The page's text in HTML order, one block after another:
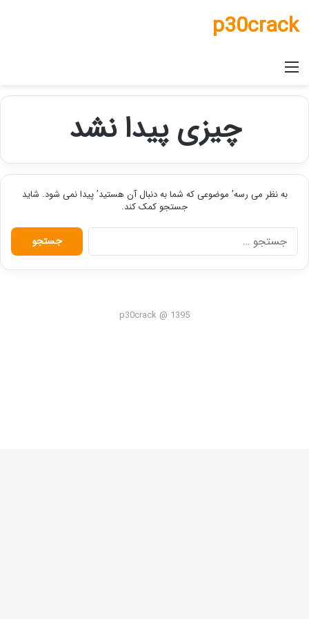
p30crack
منو
چیزی پیدا نشد
به نظر می رسه’ موضوعی که شما به دنبال آن هستید’ پیدا نمی شود. شاید
جستجو کمک کند.
جستجو
برای:
p30crack @ 1395